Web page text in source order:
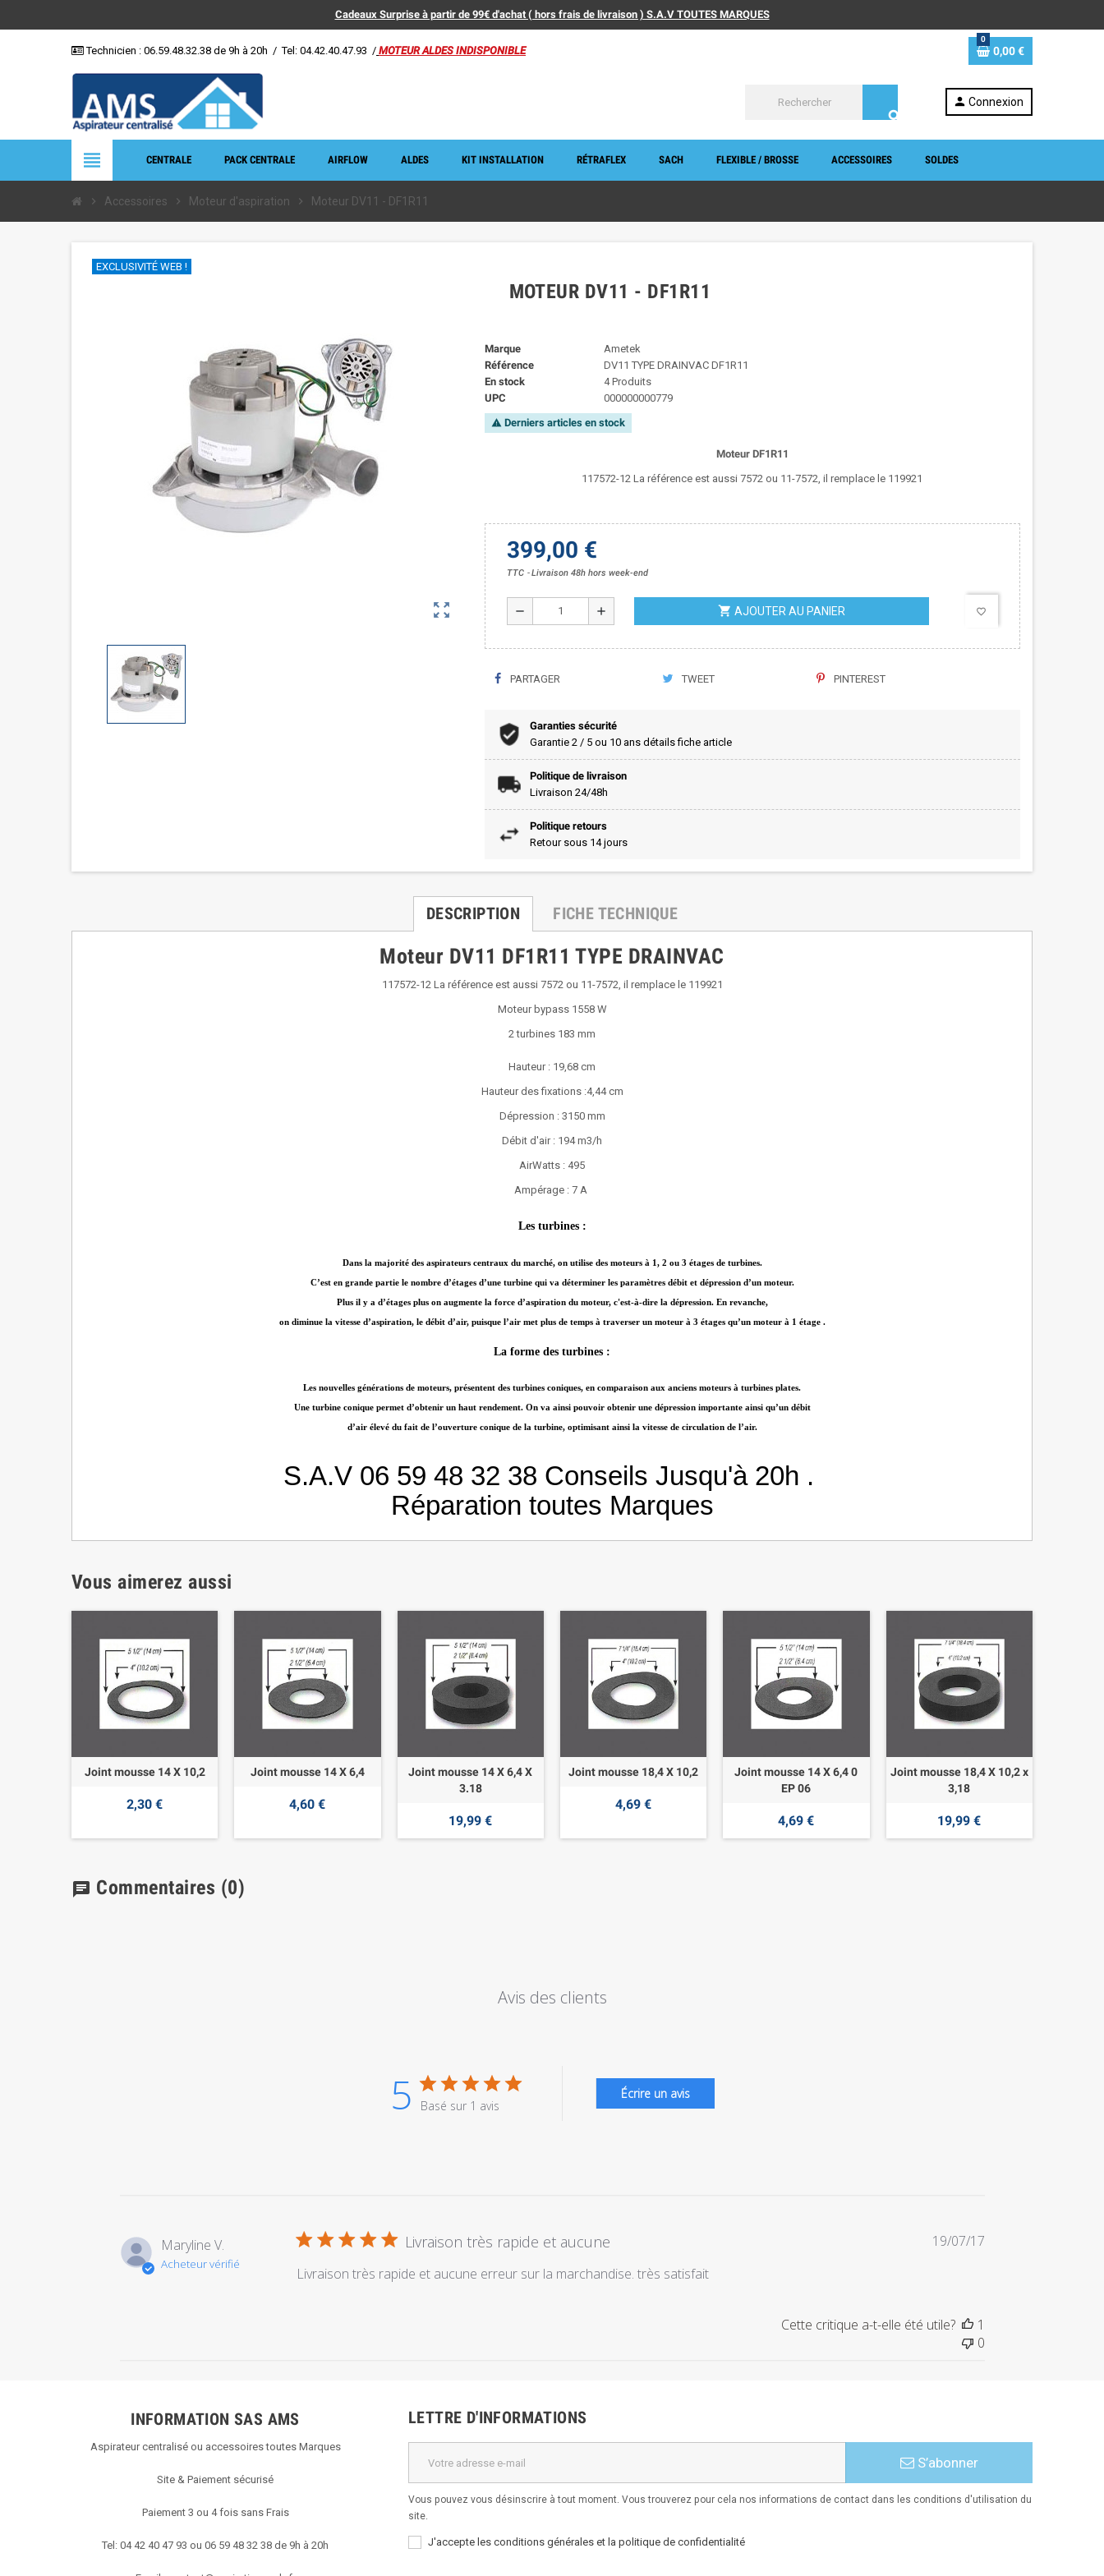
Cadeaux Surprise à partir de 99€ d'achat ( hors frais de livraison ) S.A.V TOUTES MARQUES
Technicien : 06.59.48.32.38 de 9h à 20h / Tel: 04.42.40.47.93 / MOTEUR ALDES INDISPONIBLE
0
0,00 €
search
person Connexion
view_headline CENTRALE PACK CENTRALE AIRFLOW ALDES KIT INSTALLATION RÉTRAFLEX SACH FLEXIBLE / BROSSE ACCESSOIRES SOLDES
chevron_right Accessoires chevron_right Moteur d'aspiration chevron_right Moteur DV11 - DF1R11
zoom_out_map
EXCLUSIVITÉ WEB !
MOTEUR DV11 - DF1R11
Marque
Ametek
Référence
DV11 TYPE DRAINVAC DF1R11
En stock
4 Produits
UPC
000000000779
warning Derniers articles en stock
Moteur DF1R11
117572-12 La référence est aussi 7572 ou 11-7572, il remplace le 119921
399,00 €
TTC Livraison 48h hors week-end
remove add shopping_cart AJOUTER AU PANIER favorite_border
PARTAGER TWEET PINTEREST
Garanties sécurité
Garantie 2 / 5 ou 10 ans détails fiche article
Politique de livraison
Livraison 24/48h
Politique retours
Retour sous 14 jours
DESCRIPTION FICHE TECHNIQUE
Moteur DV11 DF1R11 TYPE DRAINVAC
117572-12 La référence est aussi 7572 ou 11-7572, il remplace le 119921
Moteur bypass 1558 W
2 turbines 183 mm
Hauteur : 19,68 cm
Hauteur des fixations :4,44 cm
Dépression : 3150 mm
Débit d'air : 194 m3/h
AirWatts : 495
Ampérage : 7 A
Les turbines :
Dans la majorité des aspirateurs centraux du marché, on utilise des moteurs à 1, 2 ou 3 étages de turbines.
C’est en grande partie le nombre d’étages d’une turbine qui va déterminer les paramètres débit et dépression d’un moteur.
Plus il y a d’étages plus on augmente la force d’aspiration du moteur, c'est-à-dire la dépression. En revanche,
on diminue la vitesse d’aspiration, le débit d’air, puisque l’air met plus de temps à traverser un moteur à 3 étages qu’un moteur à 1 étage .
La forme des turbines :
Les nouvelles générations de moteurs, présentent des turbines coniques, en comparaison aux anciens moteurs à turbines plates.
Une turbine conique permet d’obtenir un haut rendement. On va ainsi pouvoir obtenir une dépression importante ainsi qu’un débit
d’air élevé du fait de l’ouverture conique de la turbine, optimisant ainsi la vitesse de circulation de l’air.
S.A.V 06 59 48 32 38 Conseils Jusqu'à 20h .
Réparation toutes Marques
Vous aimerez aussi
Joint mousse 14 X 10,2
2,30 €
Joint mousse 14 X 6,4
4,60 €
Joint mousse 14 X 6,4 X
3.18
19,99 €
Joint mousse 18,4 X 10,2
4,69 €
Joint mousse 14 X 6,4 0
EP 06
4,69 €
Joint mousse 18,4 X 10,2 x
3,18
19,99 €
chat Commentaires (0)
Avis des clients
5 Basé sur 1 avis
Écrire un avis
Maryline V.
Acheteur vérifié
Livraison très rapide et aucune
Livraison très rapide et aucune erreur sur la marchandise. très satisfait
Date
19/07/17
Cette critique a-t-elle été utile?
1
0
INFORMATION SAS AMS
Aspirateur centralisé ou accessoires toutes Marques
Site & Paiement sécurisé
Paiement 3 ou 4 fois sans Frais
Tel: 04 42 40 47 93 ou 06 59 48 32 38 de 9h à 20h
LETTRE D'INFORMATIONS
S’abonner
Vous pouvez vous désinscrire à tout moment. Vous trouverez pour cela nos informations de contact dans les conditions d'utilisation du
site.
J'accepte les conditions générales et la politique de confidentialité